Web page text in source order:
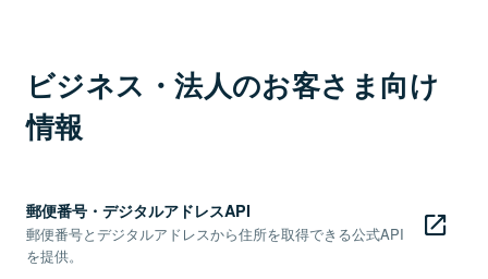
ビジネス・法人のお客さま向け
情報
郵便番号・デジタルアドレスAPI
郵便番号とデジタルアドレスから住所を取得できる公式API
を提供。